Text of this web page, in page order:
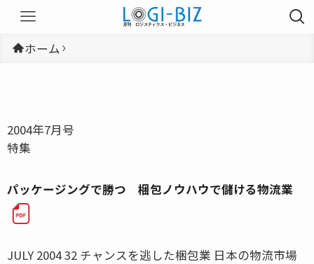
ホーム
2004年7月号
特集
パッケージングで勝つ 梱包ノウハウで儲ける物流業
JULY 2004 32 チャンスを逃した梱包業 日本の物流市場